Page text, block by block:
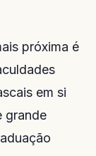
próxima é
em si
grande